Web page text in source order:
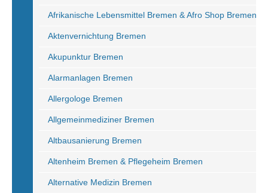
Afrikanische Lebensmittel Bremen & Afro Shop Bremen
Aktenvernichtung Bremen
Akupunktur Bremen
Alarmanlagen Bremen
Allergologe Bremen
Allgemeinmediziner Bremen
Altbausanierung Bremen
Altenheim Bremen & Pflegeheim Bremen
Alternative Medizin Bremen